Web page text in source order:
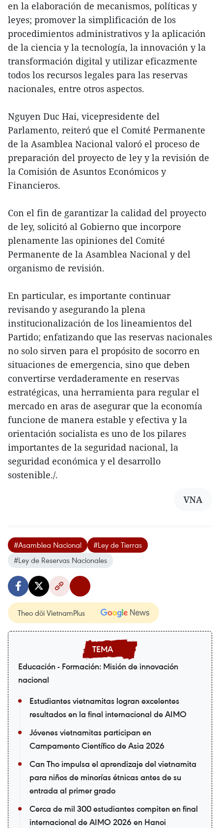
en la elaboración de mecanismos, políticas y
leyes; promover la simplificación de los
procedimientos administrativos y la aplicación
de la ciencia y la tecnología, la innovación y la
transformación digital y utilizar eficazmente
todos los recursos legales para las reservas
nacionales, entre otros aspectos.
Nguyen Duc Hai, vicepresidente del
Parlamento, reiteró que el Comité Permanente
de la Asamblea Nacional valoró el proceso de
preparación del proyecto de ley y la revisión de
la Comisión de Asuntos Económicos y
Financieros.
Con el fin de garantizar la calidad del proyecto
de ley, solicitó al Gobierno que incorpore
plenamente las opiniones del Comité
Permanente de la Asamblea Nacional y del
organismo de revisión.
En particular, es importante continuar
revisando y asegurando la plena
institucionalización de los lineamientos del
Partido; enfatizando que las reservas nacionales
no solo sirven para el propósito de socorro en
situaciones de emergencia, sino que deben
convertirse verdaderamente en reservas
estratégicas, una herramienta para regular el
mercado en aras de asegurar que la economía
funcione de manera estable y efectiva y la
orientación socialista es uno de los pilares
importantes de la seguridad nacional, la
seguridad económica y el desarrollo
sostenible./.
VNA
#Asamblea Nacional
#Ley de Tierras
#Ley de Reservas Nacionales
Theo dõi VietnamPlus
Educación - Formación: Misión de innovación
nacional
Estudiantes vietnamitas logran excelentes
resultados en la final internacional de AIMO
Jóvenes vietnamitas participan en
Campamento Científico de Asia 2026
Can Tho impulsa el aprendizaje del vietnamita
para niños de minorías étnicas antes de su
entrada al primer grado
Cerca de mil 300 estudiantes compiten en final
internacional de AIMO 2026 en Hanoi